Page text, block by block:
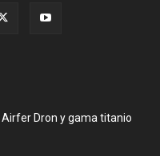
Dron y gama titanio